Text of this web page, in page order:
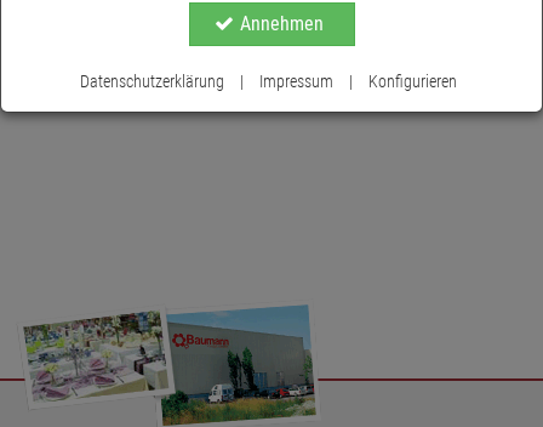
Tischdekoration aufwerten möchten, diese Sternhänger sind ein
bezaubernden Sternhängern aus Holz.
Annehmen
Datenschutzerklärung | Impressum | Konfigurieren